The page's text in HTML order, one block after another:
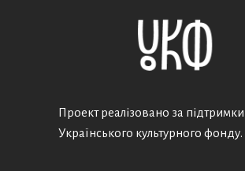
Проект реалізовано за підтримки
Українського культурного фонду.